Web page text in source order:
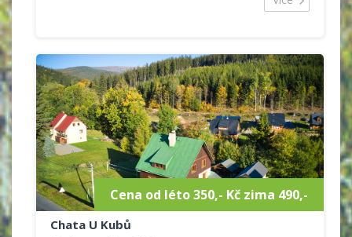
Cena od léto 350,- Kč zima 490,-
Chata U Kubů